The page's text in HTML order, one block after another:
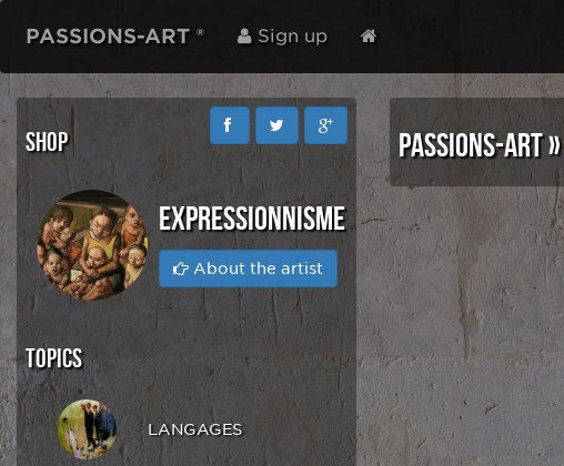
PASSIONS-ART ® Sign up
SHOP
EXPRESSIONNISME
About the artist
TOPICS
LANGAGES
PASSIONS-ART»